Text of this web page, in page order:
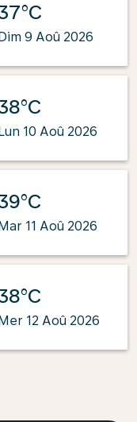
9 Aoû 2026
10 Aoû 2026
11 Aoû 2026
12 Aoû 2026